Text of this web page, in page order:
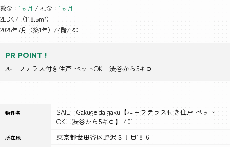
PR POINT !
ルーフテラス付き住戸 ペットOK 渋谷から5キロ
敷金： 1ヵ月 / 礼金： 1ヵ月
2LDK /（118.5m²）
2025年7月（築1年）/4階/RC
物件名
SAIL Gakugeidaigaku【ルーフテラス付き住戸 ペット
OK 渋谷から5キロ】 401
所在地 東京都世田谷区野沢３丁目18-6